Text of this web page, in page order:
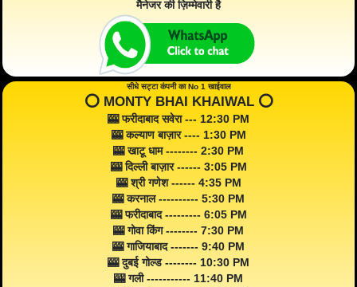
मैनेजर की ज़िम्मेवारी है
सीधे सट्टा कंपनी का No 1 खाईवाल
⭕️ MONTY BHAI KHAIWAL ⭕️
🎰 फरीदाबाद सवेरा --- 12:30 PM
🎰 कल्याण बाज़ार ---- 1:30 PM
🎰 खाटू धाम -------- 2:30 PM
🎰 दिल्ली बाज़ार ------ 3:05 PM
🎰 श्री गणेश ------ 4:35 PM
🎰 करनाल ---------- 5:30 PM
🎰 फरीदाबाद --------- 6:05 PM
🎰 गोवा किंग -------- 7:30 PM
🎰 गाजियाबाद ------- 9:40 PM
🎰 दुबई गोल्ड -------- 10:30 PM
🎰 गली ----------- 11:40 PM